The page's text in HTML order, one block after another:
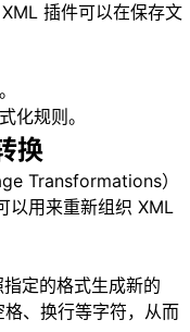
插件可以在保存文
化规则。
换
Transformations）
以用来重新组织 XML
定的格式生成新的
、换行等字符，从而